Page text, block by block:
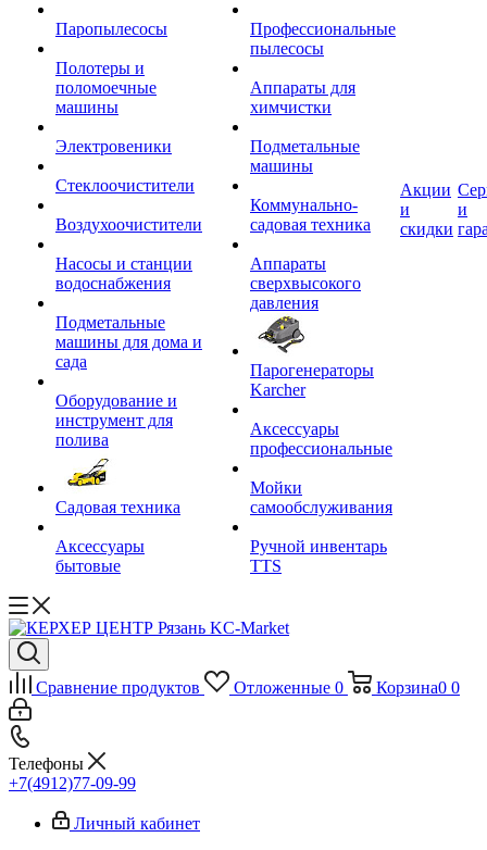
Паропылесосы
Полотеры и
поломоечные
машины
Электровеники
Стеклоочистители
Воздухоочистители
Насосы и станции
водоснабжения
Подметальные
машины для дома и
сада
Оборудование и
инструмент для
полива
Садовая техника
Аксессуары
бытовые
Профессиональные
пылесосы
Аппараты для
химчистки
Подметальные
машины
Коммунально-
садовая техника
Аппараты
сверхвысокого
давления
Парогенераторы
Karcher
Аксессуары
профессиональные
Мойки
самообслуживания
Ручной инвентарь
TTS
Акции
и
скидки
и
Сравнение продуктов Отложенные 0 Корзина0 0
Телефоны
+7(4912)77-09-99
Личный кабинет